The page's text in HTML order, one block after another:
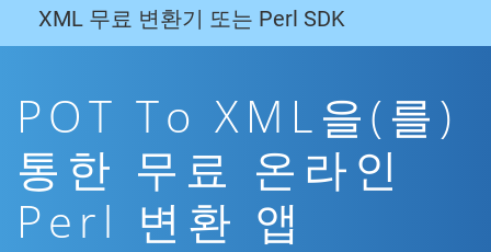
XML 무료 변환기 또는 Perl SDK
POT To XML을(를)
통한 무료 온라인
Perl 변환 앱